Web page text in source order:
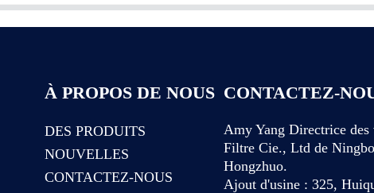
À PROPOS DE NOUS
DES PRODUITS
NOUVELLES
CONTACTEZ-NOUS
CONTACTEZ-
Amy Yang Directrice des
Filtre Cie., Ltd de Ningbo
Hongzhuo.
Ajout d'usine : 325,